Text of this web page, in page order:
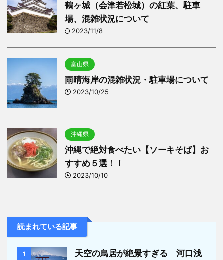
鶴ヶ城（会津若松城）の紅葉、駐車
場、混雑状況について
2023/11/8
富山県
雨晴海岸の混雑状況・駐車場について
2023/10/25
沖縄県
沖縄で絶対食べたい【ソーキそば】お
すすめ５選！！
2023/10/10
読まれている記事
1
天空の鳥居が絶景すぎる 河口浅